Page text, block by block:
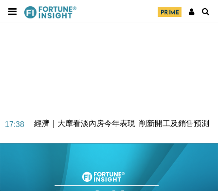
17:38 經濟｜大摩看淡內房今年表現 削新開工及銷售預測
科技｜iPhone 18 Pro成本或升4成 蘋果或犧牲毛利穩
定新機售價
本地｜香港迪拜下月10日合辦氣候金融會議